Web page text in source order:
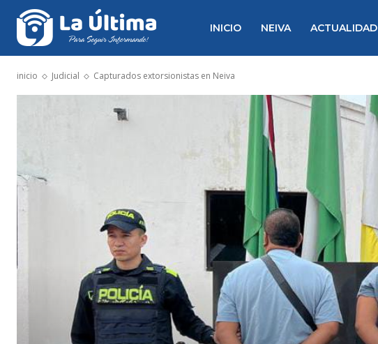
INICIO NEIVA ACTUALIDAD
inicio Judicial Capturados extorsionistas en Neiva